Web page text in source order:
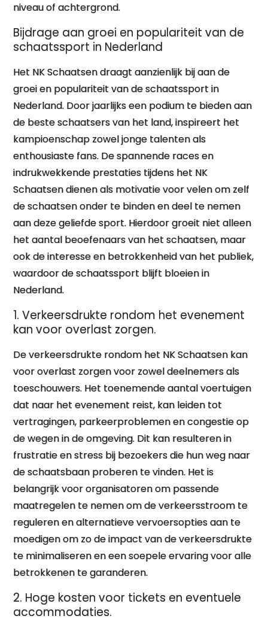
niveau of achtergrond.
Bijdrage aan groei en populariteit van de
schaatssport in Nederland
Het NK Schaatsen draagt aanzienlijk bij aan de
groei en populariteit van de schaatssport in
Nederland. Door jaarlijks een podium te bieden aan
de beste schaatsers van het land, inspireert het
kampioenschap zowel jonge talenten als
enthousiaste fans. De spannende races en
indrukwekkende prestaties tijdens het NK
Schaatsen dienen als motivatie voor velen om zelf
de schaatsen onder te binden en deel te nemen
aan deze geliefde sport. Hierdoor groeit niet alleen
het aantal beoefenaars van het schaatsen, maar
ook de interesse en betrokkenheid van het publiek,
waardoor de schaatssport blijft bloeien in
Nederland.
1. Verkeersdrukte rondom het evenement
kan voor overlast zorgen.
De verkeersdrukte rondom het NK Schaatsen kan
voor overlast zorgen voor zowel deelnemers als
toeschouwers. Het toenemende aantal voertuigen
dat naar het evenement reist, kan leiden tot
vertragingen, parkeerproblemen en congestie op
de wegen in de omgeving. Dit kan resulteren in
frustratie en stress bij bezoekers die hun weg naar
de schaatsbaan proberen te vinden. Het is
belangrijk voor organisatoren om passende
maatregelen te nemen om de verkeersstroom te
reguleren en alternatieve vervoersopties aan te
moedigen om zo de impact van de verkeersdrukte
te minimaliseren en een soepele ervaring voor alle
betrokkenen te garanderen.
2. Hoge kosten voor tickets en eventuele
accommodaties.